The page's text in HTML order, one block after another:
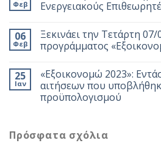
Φεβ
Ενεργειακούς
06
Φεβ
Ξεκινάει την Τετάρτη
προγράμματος
25
Ιαν
«Εξοικονομώ 2023»:
αιτήσεων που
προϋπολογισμού
Πρόσφατα σχόλια